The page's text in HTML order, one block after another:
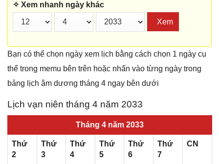
✧ Xem nhanh ngày khác
Xem
Bạn có thể chọn ngày xem lịch bằng cách chọn 1 ngày cụ
thể trong memu bên trên hoặc nhấn vào từng ngày trong
bảng lịch âm dương tháng 4 ngay bên dưới
Lịch vạn niên tháng 4 năm 2033
Tháng 4 năm 2033
Thứ
2
Thứ
3
Thứ
4
Thứ
5
Thứ
6
Thứ
7
CN